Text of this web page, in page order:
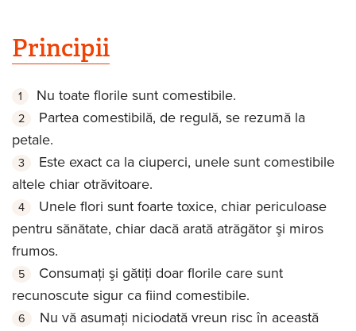
Principii
Nu toate florile sunt comestibile.
Partea comestibilă, de regulă, se rezumă la
petale.
Este exact ca la ciuperci, unele sunt comestibile
altele chiar otrăvitoare.
Unele flori sunt foarte toxice, chiar periculoase
pentru sănătate, chiar dacă arată atrăgător şi miros
frumos.
Consumaţi şi gătiţi doar florile care sunt
recunoscute sigur ca fiind comestibile.
Nu vă asumaţi niciodată vreun risc în această